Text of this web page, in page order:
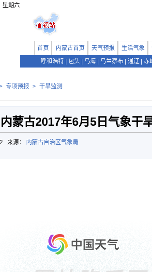
星期六
首页 内蒙古首页 天气预报 生活气象
呼和浩特
包头 乌海 乌兰察布 通辽 赤
专项预报 > 干旱监测
内蒙古2017年6月5日气象干
来源： 内蒙古自治区气象局